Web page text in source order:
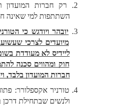
השתתפות למי שאינה חברה
חברות המועדון בלבד, ויערכו
ולנשים שבתחילת דרכן